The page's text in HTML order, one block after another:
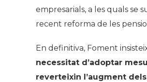
empresarials, a les quals se
recent reforma de les
En definitiva, Foment
necessitat d’adoptar
reverteixin l’augment